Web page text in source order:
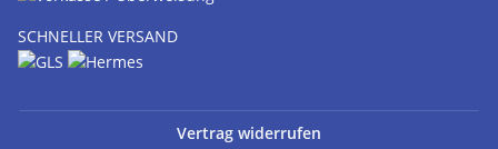
SCHNELLER VERSAND
Vertrag widerrufen